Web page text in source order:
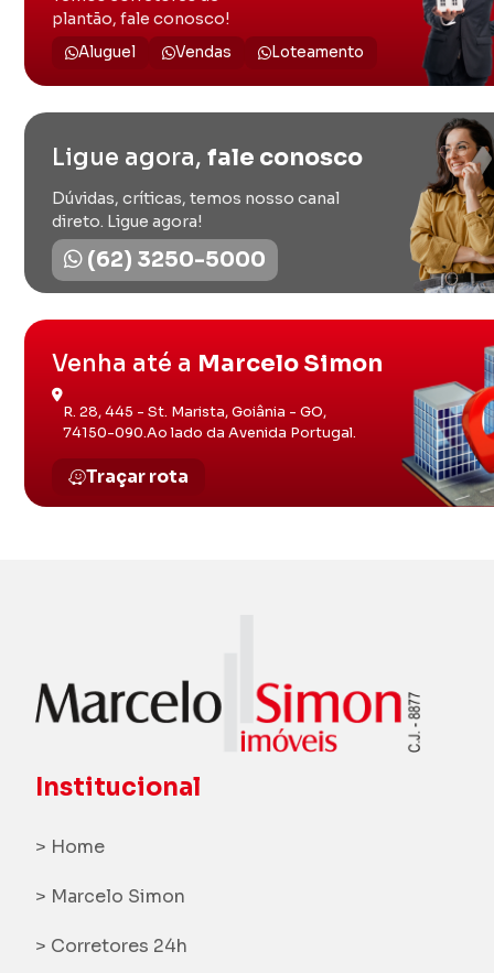
plantão, fale conosco!
Aluguel Vendas Loteamento
Ligue agora, fale conosco
Dúvidas, críticas, temos nosso canal
direto. Ligue agora!
(62) 3250-5000
Venha até a Marcelo Simon
R. 28, 445 - St. Marista, Goiânia - GO,
74150-090.Ao lado da Avenida Portugal.
Traçar rota
Institucional
> Home
> Marcelo Simon
> Corretores 24h